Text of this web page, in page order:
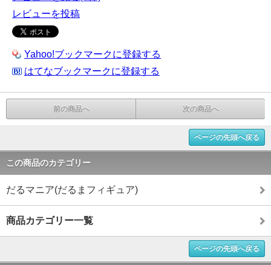
レビューを投稿
Yahoo!ブックマークに登録する
はてなブックマークに登録する
前の商品へ 次の商品へ
ページの先頭へ戻る
この商品のカテゴリー
だるマニア(だるまフィギュア)
商品カテゴリー一覧
ページの先頭へ戻る